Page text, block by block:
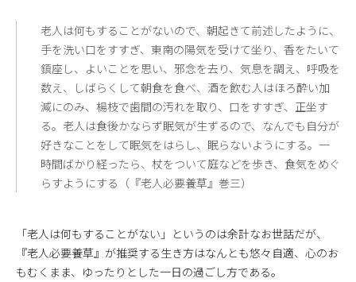
老人は何もすることがないので、朝起きて前述したように、
手を洗い口をすすぎ、東南の陽気を受けて坐り、香をたいて
鎮座し、よいことを思い、邪念を去り、気息を調え、呼吸を
数え、しばらくして朝食を食べ、酒を飲む人はほろ酔い加
減にのみ、楊枝で歯間の汚れを取り、口をすすぎ、正坐す
る。老人は食後かならず眠気が生ずるので、なんでも自分が
好きなことをして眠気をはらし、眠らないようにする。一
時間ばかり経ったら、杖をついて庭などを歩き、食気をめぐ
らすようにする（『老人必要養草』巻三）
「老人は何もすることがない」というのは余計なお世話だが、
『老人必要養草』が推奨する生き方はなんとも悠々自適、心のお
もむくまま、ゆったりとした一日の過ごし方である。